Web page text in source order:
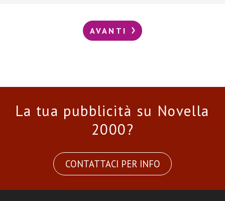
AVANTI
La tua pubblicità su Novella
2000?
CONTATTACI PER INFO